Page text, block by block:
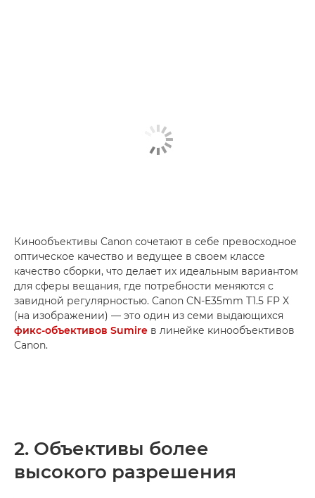
Кинообъективы Canon сочетают в себе превосходное
оптическое качество и ведущее в своем классе
качество сборки, что делает их идеальным вариантом
для сферы вещания, где потребности меняются с
завидной регулярностью. Canon CN-E35mm T1.5 FP X
(на изображении) — это один из семи выдающихся
фикс-объективов Sumire в линейке кинообъективов
Canon.
2. Объективы более
высокого разрешения